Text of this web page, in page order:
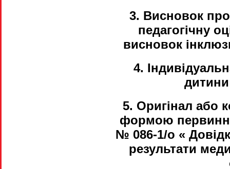
3. Висновок
педагогічну
висновок
4.
дитини
5. Оригінал або
формою
№ 086-1/о «
результати